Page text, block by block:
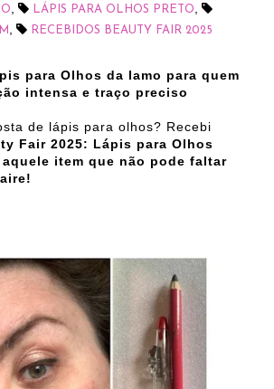
, LÁPIS PARA OLHOS PRETO,
, RECEBIDOS BEAUTY FAIR 2025
para Olhos da Iamo para quem
intensa e traço preciso
de lápis para olhos? Recebi
Fair 2025: Lápis para Olhos
aquele item que não pode faltar